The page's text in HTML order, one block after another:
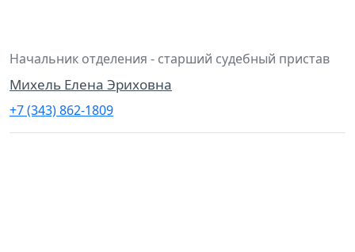
Начальник отделения - старший судебный пристав
Михель Елена Эриховна
+7 (343) 862-1809